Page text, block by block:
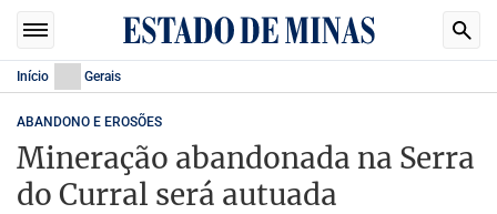
Início Gerais
ABANDONO E EROSÕES
Mineração abandonada na Serra
do Curral será autuada